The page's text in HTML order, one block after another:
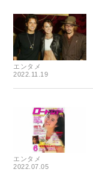
エンタメ
2022.11.19
エンタメ
2022.07.05